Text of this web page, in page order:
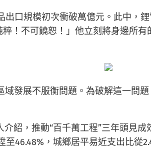
口規模初次衝破萬億元。此中，
！不可饒恕！」他立刻將身邊所
發展不服衡問題。為破解這一問
紹，推動“百千萬工程”三年頭見
46.48%，城鄉居平易近支出比從